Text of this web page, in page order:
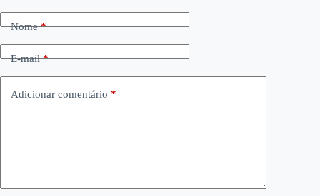
Nome*
E-mail*
Adicionar comentário *